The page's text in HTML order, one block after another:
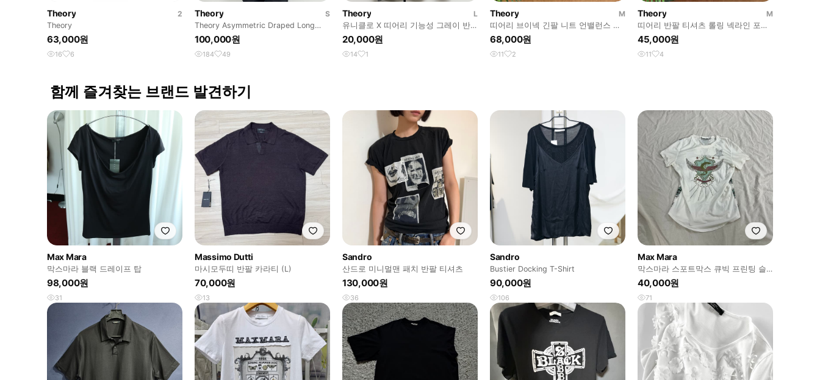
Theory
2
Theory
63,000원
16 6
Theory
S
Theory Asymmetric Draped Long
Sleeve Tee
100,000원
184 49
Theory
L
유니클로 X 띠어리 기능성 그레이 반
팔티 L
20,000원
14 1
Theory
M
띠어리 브이넥 긴팔 니트 언밸런스 기
장 부클 텍스처 디테일 네이비
68,000원
11 2
Theory
M
띠어리 반팔 티셔츠 롤링 넥라인 포켓
디테일 슬림핏 베이직 코랄
45,000원
11 4
함께 즐겨찾는 브랜드 발견하기
Max Mara
막스마라 블랙 드레이프 탑
98,000원
31
Massimo Dutti
마시모두띠 반팔 카라티 (L)
70,000원
13
Sandro
산드로 미니멀맨 패치 반팔 티셔츠
130,000원
36
Sandro
Bustier Docking T-Shirt
90,000원
106
Max Mara
막스마라 스포트막스 큐빅 프린팅 슬
림핏 민트 반팔 티셔츠 화이트
40,000원
71